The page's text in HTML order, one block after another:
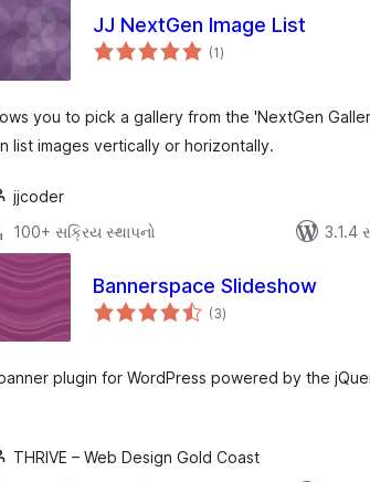
JJ NextGen Image List
(1કુલ
રેટિંગ્સ
)
you to pick a gallery from the 'NextGen
list images vertically or horizontally.
jjcoder
100+ સક્રિય સ્થાપનો
3.1.4
Bannerspace Slideshow
(3કુલ
રેટિંગ્સ
)
plugin for WordPress powered by the
THRIVE – Web Design Gold Coast